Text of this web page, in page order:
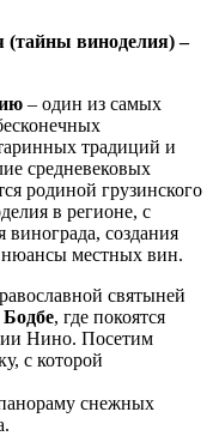
(тайны виноделия) –
– один из самых
традиций и
средневековых
родиной грузинского
в регионе, с
создания
нюансы местных вин.
святыней
, где покоятся
Нино. Посетим
с которой
снежных